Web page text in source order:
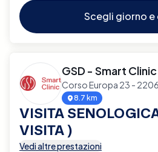
Scegli giorno e
GSD - Smart
Corso Europa 23 -
8.7 km
VISITA
VISITA )
Vedi altre prestazioni